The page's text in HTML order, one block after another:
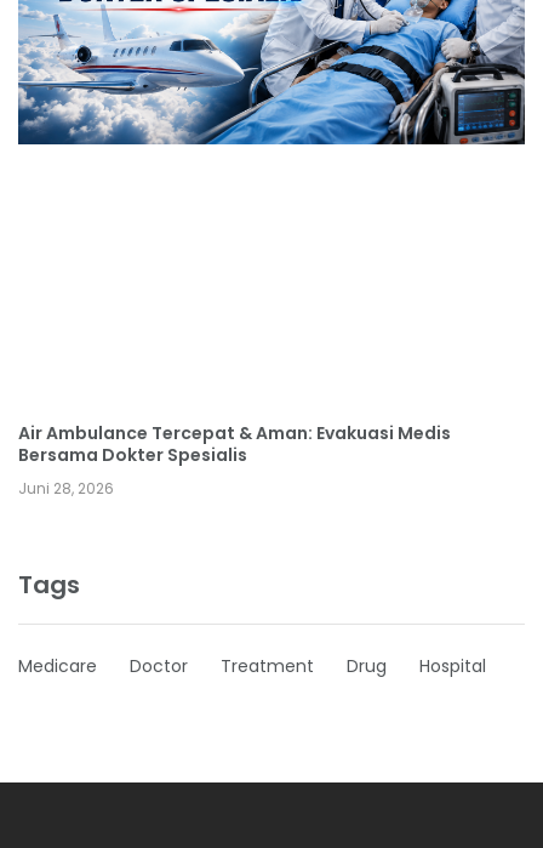
Air Ambulance Tercepat & Aman: Evakuasi Medis
Bersama Dokter Spesialis
Juni 28, 2026
Tags
Medicare Doctor Treatment Drug Hospital